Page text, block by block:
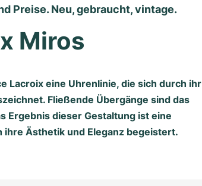
Preise. Neu, gebraucht, vintage.
Miros
Lacroix eine Uhrenlinie, die sich durch ihr
Fließende Übergänge sind das
Ergebnis dieser Gestaltung ist eine
Ästhetik und Eleganz begeistert.